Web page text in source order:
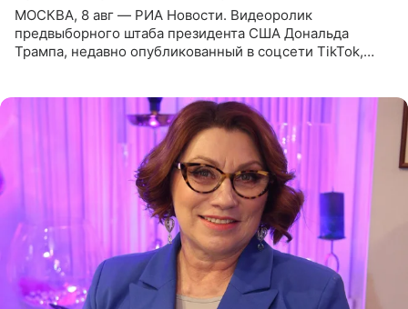
МОСКВА, 8 авг — РИА Новости. Видеоролик
предвыборного штаба президента США Дональда
Трампа, недавно опубликованный в соцсети TikTok,